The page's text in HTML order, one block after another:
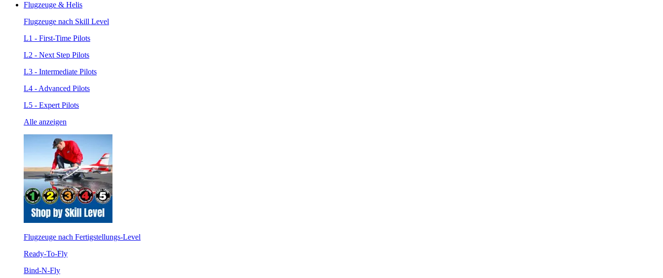
Flugzeuge & Helis
Flugzeuge nach Skill Level
L1 - First-Time Pilots
L2 - Next Step Pilots
L3 - Intermediate Pilots
L4 - Advanced Pilots
L5 - Expert Pilots
Alle anzeigen
Flugzeuge nach Fertigstellungs-Level
Ready-To-Fly
Bind-N-Fly